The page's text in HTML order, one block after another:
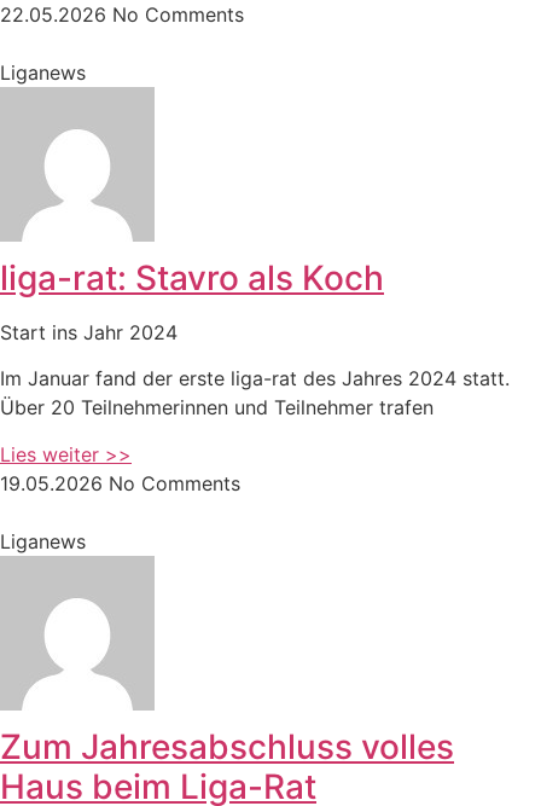
22.05.2026 No Comments
Liganews
liga-rat: Stavro als Koch
Start ins Jahr 2024
Im Januar fand der erste liga-rat des Jahres 2024 statt.
Über 20 Teilnehmerinnen und Teilnehmer trafen
Lies weiter >>
19.05.2026 No Comments
Liganews
Zum Jahresabschluss volles
Haus beim Liga-Rat